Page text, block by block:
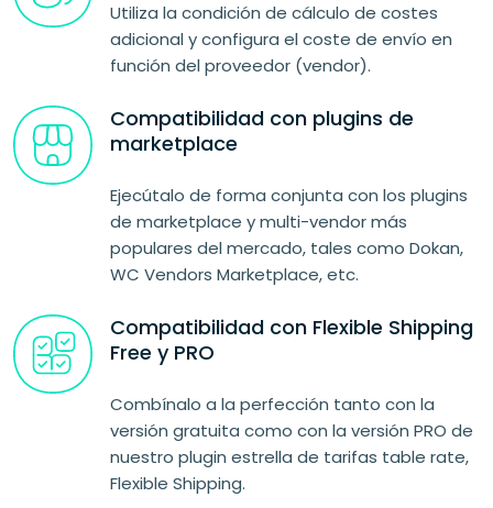
Utiliza la condición de cálculo de costes
adicional y configura el coste de envío en
función del proveedor (vendor).
Compatibilidad con plugins de
marketplace
Ejecútalo de forma conjunta con los plugins
de marketplace y multi-vendor más
populares del mercado, tales como Dokan,
WC Vendors Marketplace, etc.
Compatibilidad con Flexible Shipping
Free y PRO
Combínalo a la perfección tanto con la
versión gratuita como con la versión PRO de
nuestro plugin estrella de tarifas table rate,
Flexible Shipping.